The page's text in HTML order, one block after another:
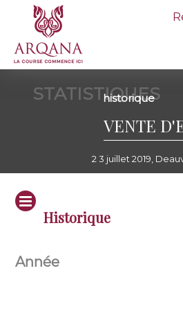
STATISTIQUES
historique
VENTE
2 3 juillet 2019,
Historique